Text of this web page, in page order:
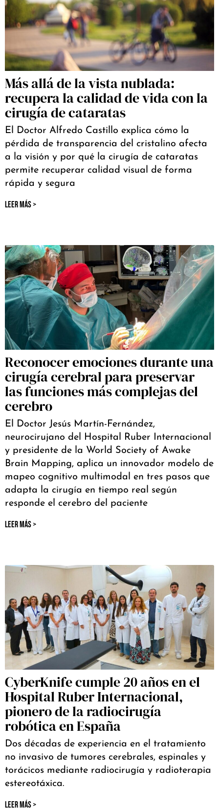
Más allá de la vista nublada:
recupera la calidad de vida con la
cirugía de cataratas
El Doctor Alfredo Castillo explica cómo la
pérdida de transparencia del cristalino afecta
a la visión y por qué la cirugía de cataratas
permite recuperar calidad visual de forma
rápida y segura
LEER MÁS >
Reconocer emociones durante una
cirugía cerebral para preservar
las funciones más complejas del
cerebro
El Doctor Jesús Martín-Fernández,
neurocirujano del Hospital Ruber Internacional
y presidente de la World Society of Awake
Brain Mapping, aplica un innovador modelo de
mapeo cognitivo multimodal en tres pasos que
adapta la cirugía en tiempo real según
responde el cerebro del paciente
LEER MÁS >
CyberKnife cumple 20 años en el
Hospital Ruber Internacional,
pionero de la radiocirugía
robótica en España
Dos décadas de experiencia en el tratamiento
no invasivo de tumores cerebrales, espinales y
torácicos mediante radiocirugía y radioterapia
estereotáxica.
LEER MÁS >